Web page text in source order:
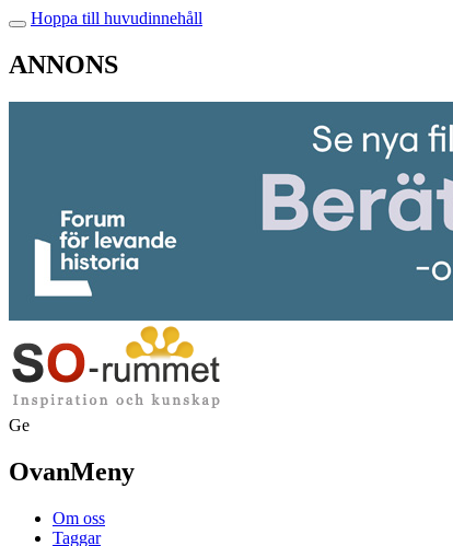
Hoppa till huvudinnehåll
ANNONS
Ge
OvanMeny
Om oss
Taggar